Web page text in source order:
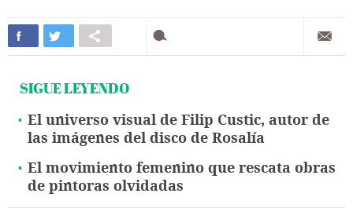
SIGUE LEYENDO
El universo visual de Filip Custic, autor de
las imágenes del disco de Rosalía
El movimiento femenino que rescata obras
de pintoras olvidadas